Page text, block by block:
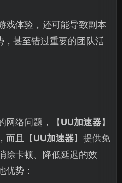
戏体验，还可能导致副本
，甚至错过重要的团队活
网络问题，【UU加速器】
而且【UU加速器】提供免
除卡顿、降低延迟的效
优势：